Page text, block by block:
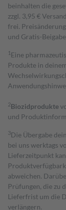
beinhalten die
zzgl. 3,95 €
frei.
und Gratis-
1 Eine
Produkte in
2Biozidprodukte
und
3Die Übergabe
bei uns werktags
Lieferzeitpunkt
abweichen.
Prüfungen, die zu
Lieferfrist um die
verlängern.